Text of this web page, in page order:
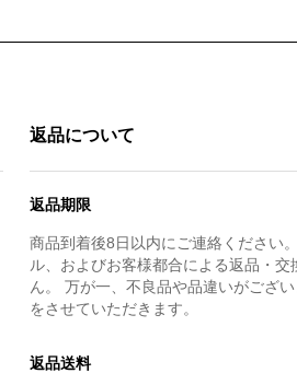
返品について
返品期限
商品到着後8日以内にご連絡ください
ル、およびお客様都合による返品・
ん。 万が一、不良品や品違いがござ
をさせていただきます。
返品送料